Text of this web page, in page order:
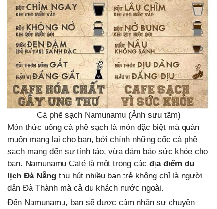
Cà phê sạch Namunamu (Ảnh sưu tầm)
Món thức uống cà phê sạch là món đặc biệt mà quán
muốn mang lại cho bạn, bởi chính những cốc cà phê
sạch mang đến sự tỉnh táo, vừa đảm bảo sức khỏe cho
bạn. Namunamu Café là một trong các địa điểm du
lịch Đà Nẵng thu hút nhiều bạn trẻ không chỉ là người
dân Đà Thành mà cả du khách nước ngoài.
Đến Namunamu, bạn sẽ được cảm nhận sự chuyên